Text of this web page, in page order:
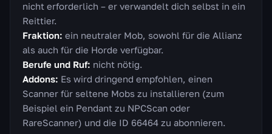
nicht erforderlich – er verwandelt dich selbst in ein
Reittier.
Fraktion: ein neutraler Mob, sowohl für die Allianz
als auch für die Horde verfügbar.
Berufe und Ruf: nicht nötig.
Addons: Es wird dringend empfohlen, einen
Scanner für seltene Mobs zu installieren (zum
Beispiel ein Pendant zu NPCScan oder
RareScanner) und die ID 66464 zu abonnieren.